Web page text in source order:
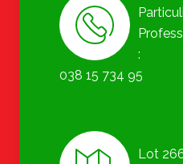
:
038 15 734 95
Lot